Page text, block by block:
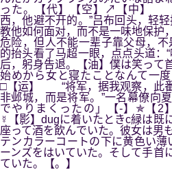
った。【代】【空】↗【中】
西，他避不开的。”吕布回头，轻
教他如何面对，而不是一味地保护
危险，但人不能一辈子靠父母，
的抬头看了马超一眼，点点头道：
后，躬身告退。【油】僕は笑って
始めから女と寝たことなんて一
□【运】 “将军，据我观察，此
非邺城，而是将军。”一名幕僚向
でやりまくったの」【-】✯【2
☿【影】dugに着いたときc緑は既
座って酒を飲んでいた。彼女は男
テンカラーコートの下に黄色い
ーンズをはいていた。そして手首
ていた。【。】